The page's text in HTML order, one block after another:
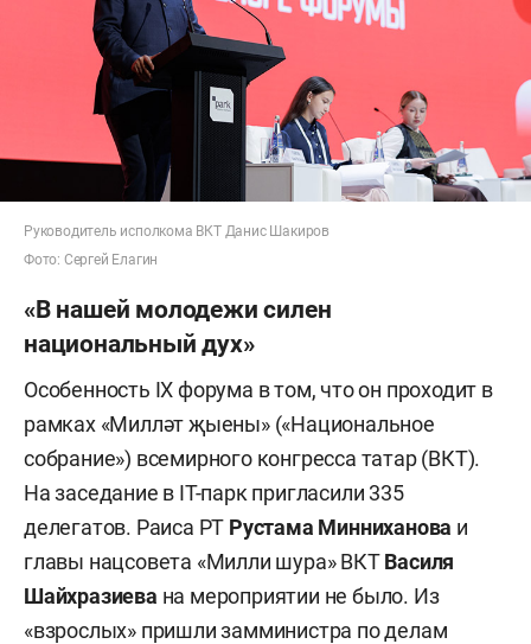
Руководитель исполкома ВКТ Данис Шакиров
Фото: Сергей Елагин
«В нашей молодежи силен
национальный дух»
Особенность IX форума в том, что он проходит в
рамках «Милләт җыены» («Национальное
собрание») всемирного конгресса татар (ВКТ).
На заседание в IT-парк пригласили 335
делегатов. Раиса РТ Рустама Минниханова и
главы нацсовета «Милли шура» ВКТВасиля
Шайхразиева на мероприятии не было. Из
«взрослых» пришли замминистра по делам